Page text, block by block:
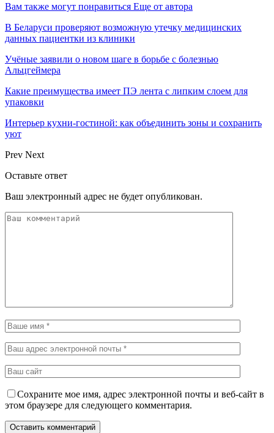
Вам также могут понравиться Еще от автора
В Беларуси проверяют возможную утечку медицинских
данных пациентки из клиники
Учёные заявили о новом шаге в борьбе с болезнью
Альцгеймера
Какие преимущества имеет ПЭ лента с липким слоем для
упаковки
Интерьер кухни-гостиной: как объединить зоны и сохранить
уют
Prev Next
Оставьте ответ
Ваш электронный адрес не будет опубликован.
Сохраните мое имя, адрес электронной почты и веб-сайт в
этом браузере для следующего комментария.